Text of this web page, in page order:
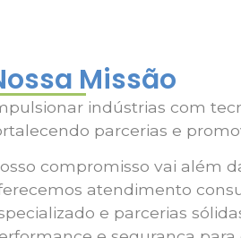
Missão
indústrias com
parcerias e
compromisso vai além
atendimento
e parcerias